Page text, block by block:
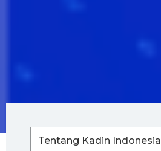
Tentang Kadin Indonesia